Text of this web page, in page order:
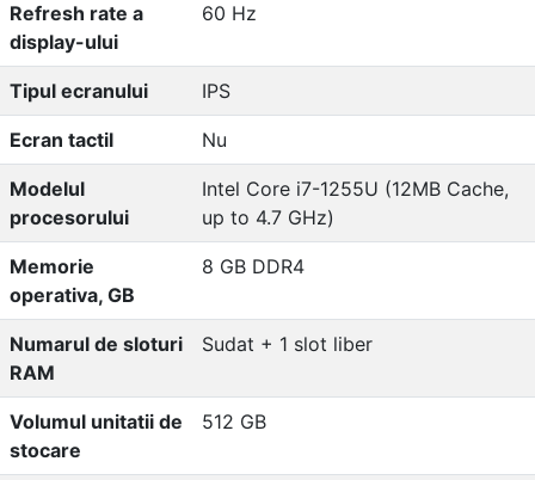
Refresh rate a
display-ului
60 Hz
Tipul ecranului IPS
Ecran tactil Nu
Modelul
procesorului
Intel Core i7-1255U (12MB Cache,
up to 4.7 GHz)
Memorie
operativa, GB
8 GB DDR4
Numarul de sloturi
RAM
Sudat + 1 slot liber
Volumul unitatii de
stocare
512 GB